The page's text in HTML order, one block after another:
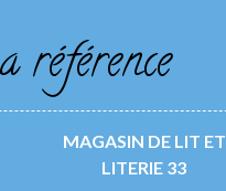
référence
MAGASIN DE LIT ET
LITERIE 33